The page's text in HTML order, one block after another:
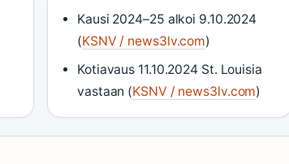
Kausi 2024–25 alkoi 9.10.2024
(KSNV / news3lv.com)
Kotiavaus 11.10.2024 St. Louisia
vastaan (KSNV / news3lv.com)